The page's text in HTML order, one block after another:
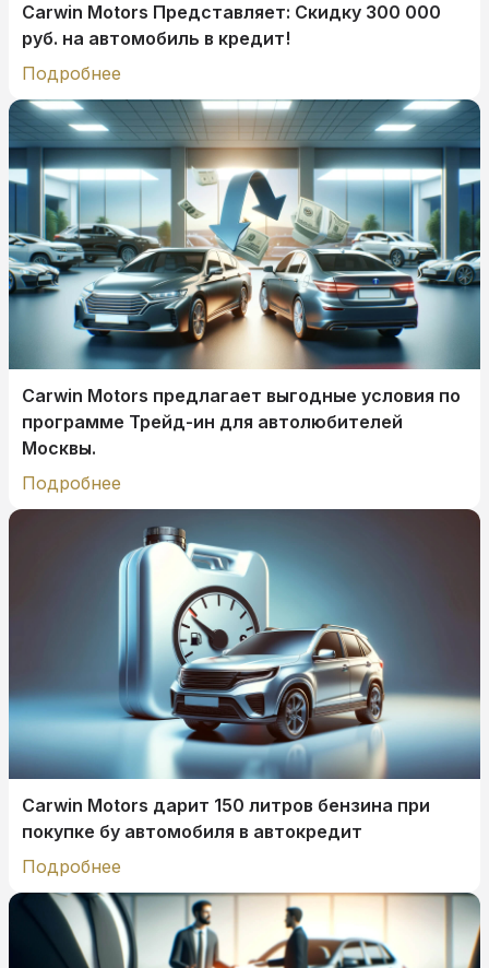
Carwin Motors Представляет: Скидку 300 000
руб. на автомобиль в кредит!
Подробнее
Carwin Motors предлагает выгодные условия по
программе Трейд-ин для автолюбителей
Москвы.
Подробнее
Carwin Motors дарит 150 литров бензина при
покупке бу автомобиля в автокредит
Подробнее